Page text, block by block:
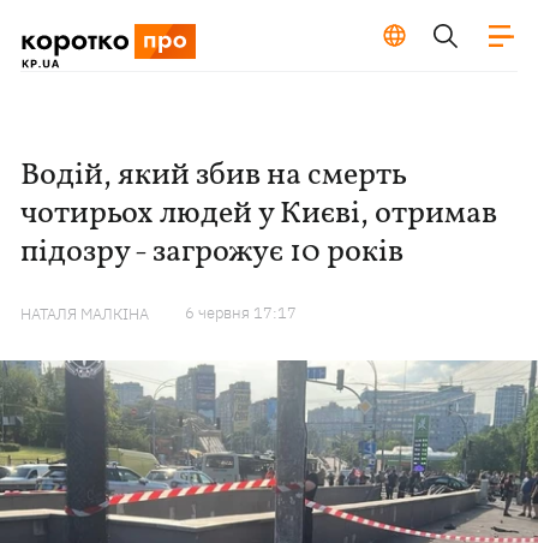
Водій, який збив на смерть
чотирьох людей у ​​Києві, отримав
підозру - загрожує 10 років
НАТАЛЯ МАЛКІНА 6 червня 17:17